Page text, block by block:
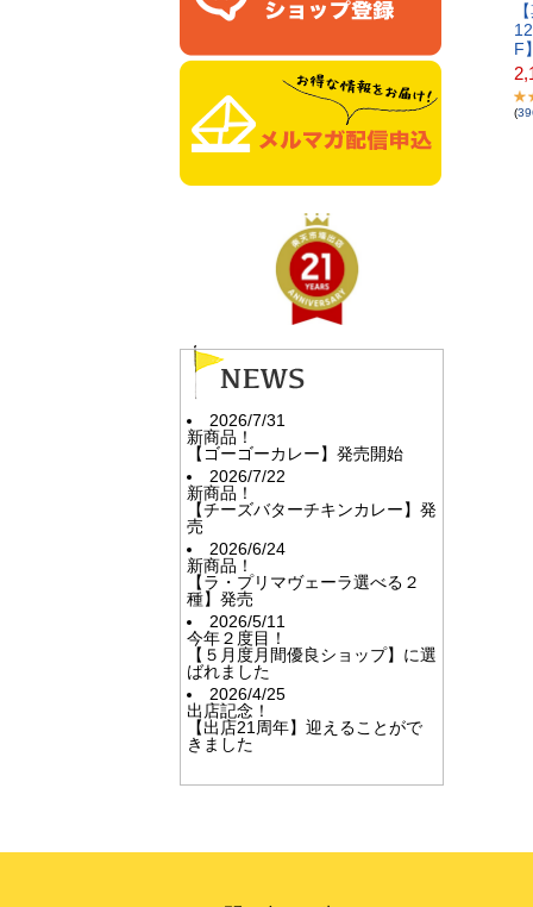
2026/7/31
新商品！
【ゴーゴーカレー】発売開始
2026/7/22
新商品！
【チーズバターチキンカレー】発
売
2026/6/24
新商品！
【ラ・プリマヴェーラ選べる２
種】発売
2026/5/11
今年２度目！
【５月度月間優良ショップ】に選
ばれました
2026/4/25
出店記念！
【出店21周年】迎えることがで
きました
F​
(